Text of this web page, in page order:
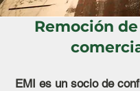
Remoción
EMI es un socio de